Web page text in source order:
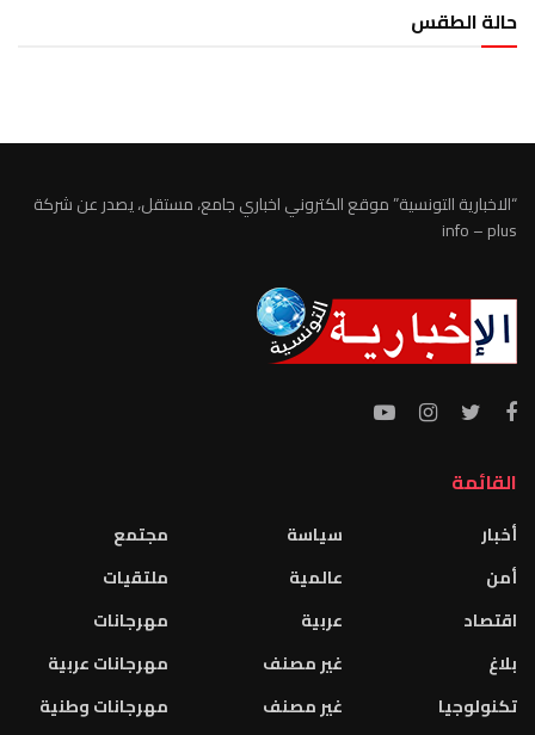
حالة الطقس
“الاخبارية التونسية” موقع الكتروني اخباري جامع، مستقل، يصدر عن شركة
info – plus
القائمة
أخبار
أمن
اقتصاد
بلاغ
تكنولوجيا
سياسة
عالمية
عربية
غير مصنف
غير مصنف
مجتمع
ملتقيات
مهرجانات
مهرجانات عربية
مهرجانات وطنية